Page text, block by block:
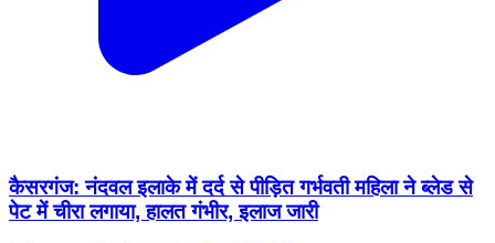
कैसरगंज: नंदवल इलाके में दर्द से पीड़ित गर्भवती महिला ने ब्लेड से
पेट में चीरा लगाया, हालत गंभीर, इलाज जारी